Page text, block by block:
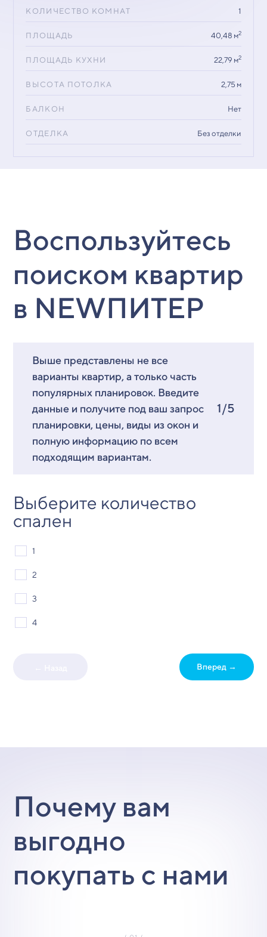
КОЛИЧЕСТВО КОМНАТ 1
ПЛОЩАДЬ 40,48 м2
ПЛОЩАДЬ КУХНИ 22,79 м2
ВЫСОТА ПОТОЛКА 2,75 м
БАЛКОН Нет
ОТДЕЛКА Без отделки
Воспользуйтесь
поиском квартир
в NEWПИТЕР
Выше представлены не все
варианты квартир, а только часть
популярных планировок. Введите
данные и получите под ваш запрос
планировки, цены, виды из окон и
полную информацию по всем
подходящим вариантам.
1/5
Выберите количество
спален
1
2
3
4
Вперед →
Почему вам
выгодно
покупать с нами